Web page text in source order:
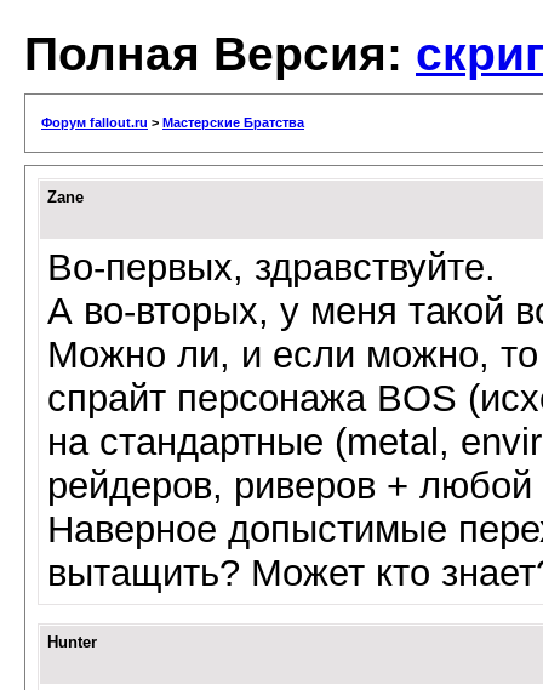
Полная Версия:
Форум fallout.ru > Мастерские Братства
Zane
Во-первых, здравствуйте.
А во-вторых, у меня такой
Можно ли, и если можно,
спрайт персонажа BOS
на стандартные (metal,
рейдеров, риверов + любой
Наверное допыстимые
вытащить? Может кто
Hunter